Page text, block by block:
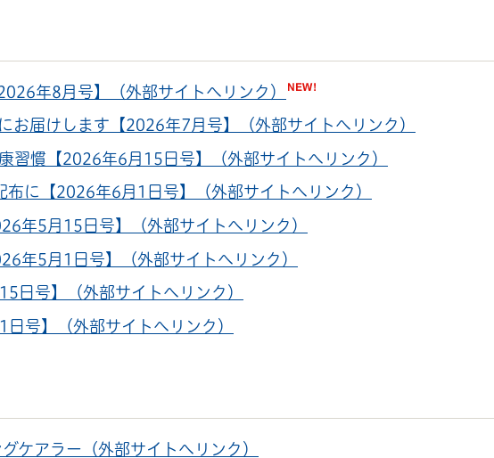
年8月号】（外部サイトへリンク）
お届けします【2026年7月号】（外部サイトへリンク）
習慣【2026年6月15日号】（外部サイトへリンク）
布に【2026年6月1日号】（外部サイトへリンク）
年5月15日号】（外部サイトへリンク）
年5月1日号】（外部サイトへリンク）
日号】（外部サイトへリンク）
号】（外部サイトへリンク）
ケアラー（外部サイトへリンク）